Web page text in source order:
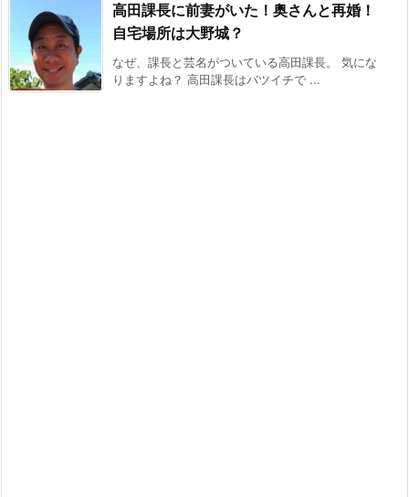
高田課長に前妻がいた！奥さんと再婚！
自宅場所は大野城？
なぜ、課長と芸名がついている高田課長。 気にな
りますよね？ 高田課長はバツイチで ...